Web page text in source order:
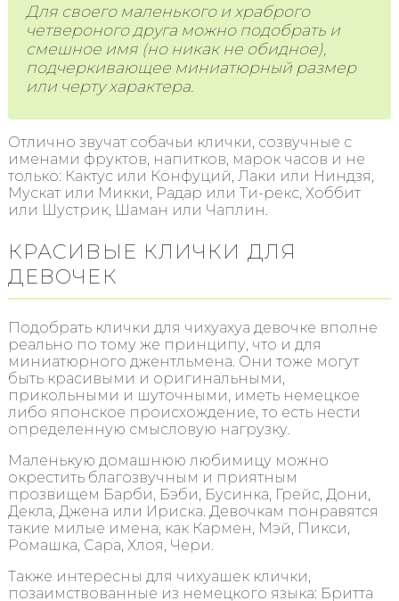
Для своего маленького и храброго
четвероного друга можно подобрать и
смешное имя (но никак не обидное),
подчеркивающее миниатюрный размер
или черту характера.
Отлично звучат собачьи клички, созвучные с
именами фруктов, напитков, марок часов и не
только: Кактус или Конфуций, Лаки или Ниндзя,
Мускат или Микки, Радар или Ти-рекс, Хоббит
или Шустрик, Шаман или Чаплин.
КРАСИВЫЕ КЛИЧКИ ДЛЯ
ДЕВОЧЕК
Подобрать клички для чихуахуа девочке вполне
реально по тому же принципу, что и для
миниатюрного джентльмена. Они тоже могут
быть красивыми и оригинальными,
прикольными и шуточными, иметь немецкое
либо японское происхождение, то есть нести
определенную смысловую нагрузку.
Маленькую домашнюю любимицу можно
окрестить благозвучным и приятным
прозвищем Барби, Бэби, Бусинка, Грейс, Дони,
Декла, Джена или Ириска. Девочкам понравятся
такие милые имена, как Кармен, Мэй, Пикси,
Ромашка, Сара, Хлоя, Чери.
Также интересны для чихуашек клички,
позаимствованные из немецкого языка: Бритта